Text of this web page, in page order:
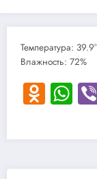
Температура:
Влажность: 72%